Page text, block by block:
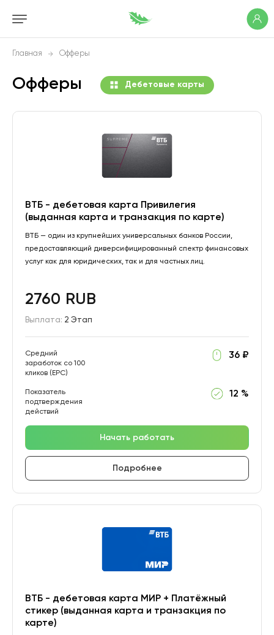
Главная Офферы
Офферы Дебетовые карты
ВТБ - дебетовая карта Привилегия
(выданная карта и транзакция по карте)
ВТБ — один из крупнейших универсальных банков России,
предоставляющий диверсифицированный спектр финансовых
услуг как для юридических, так и для частных лиц.
2760 RUB
Выплата: 2 Этап
Средний
заработок со 100
кликов (EPC)
36 ₽
Показатель
подтверждения
действий
12 %
Начать работать
Подробнее
ВТБ - дебетовая карта МИР + Платёжный
стикер (выданная карта и транзакция по
карте)